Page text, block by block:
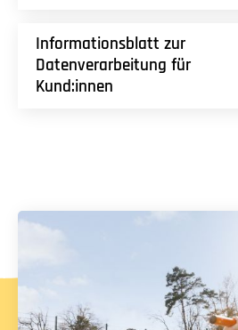
Informationsblatt zur
Datenverarbeitung für
Kund:innen